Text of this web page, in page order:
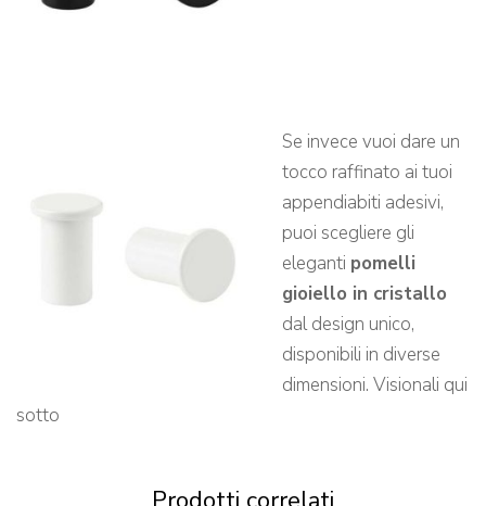
Se invece vuoi dare un
tocco raffinato ai tuoi
appendiabiti adesivi,
puoi scegliere gli
eleganti pomelli
gioiello in cristallo
dal design unico,
disponibili in diverse
dimensioni. Visionali qui
sotto